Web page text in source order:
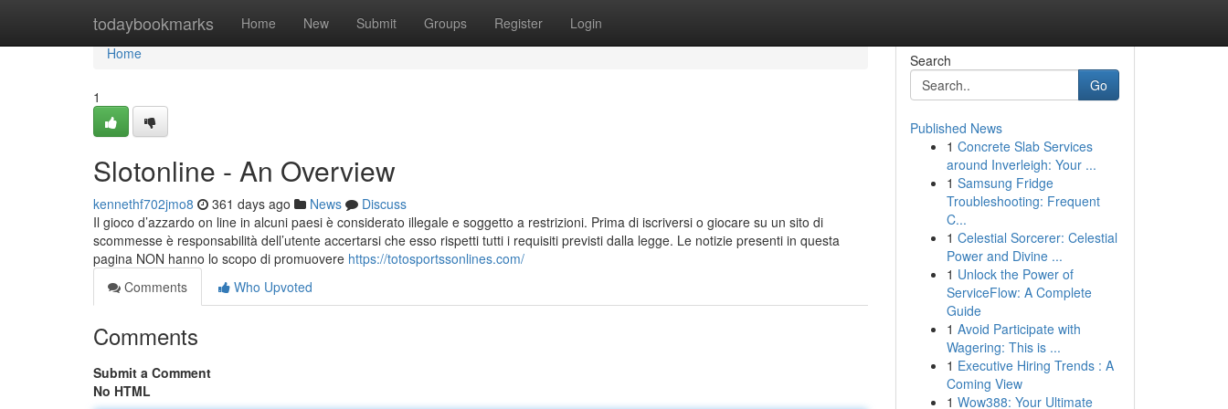
todaybookmarks Home New Submit Groups Register Login
Home
Home
1
Slotonline - An Overview
kennethf702jmo8 361 days ago News
Discuss
Il gioco d’azzardo on line in alcuni paesi è considerato illegale e soggetto a restrizioni. Prima di iscriversi o giocare su un sito di
scommesse è responsabilità dell’utente accertarsi che esso rispetti tutti i requisiti previsti dalla legge. Le notizie presenti in questa
pagina NON hanno lo scopo di promuovere https://totosportssonlines.com/
Comments
Who Upvoted
Comments
Submit a Comment
No HTML
Search
Go
Published News
1 Concrete Slab Services
around Inverleigh: Your ...
1 Samsung Fridge
Troubleshooting: Frequent
C...
1 Celestial Sorcerer: Celestial
Power and Divine ...
1 Unlock the Power of
ServiceFlow: A Complete
Guide
1 Avoid Participate with
Wagering: This is ...
1 Executive Hiring Trends : A
Coming View
1 Wow388: Your Ultimate